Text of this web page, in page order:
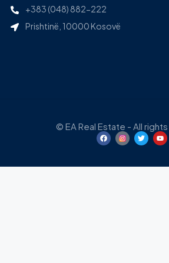
+383 (048) 882-222
Prishtinë, 10000 Kosovë
© EA Real Estate - All